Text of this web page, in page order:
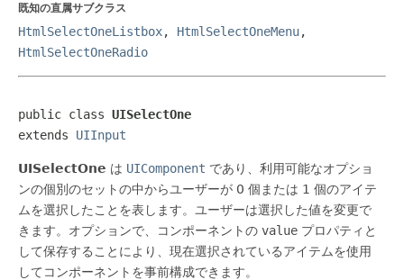
既知の直属サブクラス
HtmlSelectOneListbox, HtmlSelectOneMenu,
HtmlSelectOneRadio
public class UISelectOne
extends UIInput
UISelectOne は UIComponent であり、利用可能なオプショ
ンの個別のセットの中からユーザーが 0 個または 1 個のアイテ
ムを選択したことを表します。ユーザーは選択した値を変更で
きます。オプションで、コンポーネントの value プロパティと
して保存することにより、現在選択されているアイテムを使用
してコンポーネントを事前構成できます。